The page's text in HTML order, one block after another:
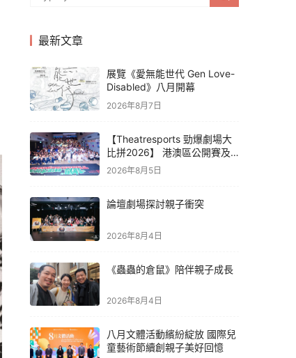
最新文章
展覽《愛無能世代 Gen Love-
Disabled》八月開幕
2026年8月7日
【Theatresports 勁爆劇場大
比拼2026】 港澳區公開賽及
亞洲聯賽賽果
2026年8月5日
論壇劇場探討親子衝突
2026年8月4日
《蟲蟲的倉鼠》陪伴親子成長
2026年8月4日
八月文體活動繽紛綻放 國際兒
童藝術節續創親子美好回憶